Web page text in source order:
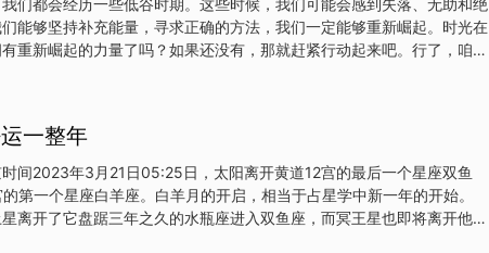
你该花还是会花，碰上特殊情况还会多花。没规划好的企划别拿出来乱
到时候自打嘴巴
们都会经历一些低谷时期。这些时候，我们可能会感到失落、无助和绝
能够坚持补充能量，寻求正确的方法，我们一定能够重新崛起。时光在
重新崛起的力量了吗？如果还没有，那就赶紧行动起来吧。行了，咱们
说从10月26日开始，哪些星座能走出低谷，会鸿运当头，能逆风翻
，能够享受到幸福的生活。狮子座狮子座的朋友从10月26日开始，能
当头。在事业方面，你们将会获得更多的机会和挑战，可以展现自己的
和个人生活方面，你们也将会拥有更多的时间和资源，可以开展更多的
生活乐趣。射手座射手座的朋友从10月26日开始，能走出低谷，迎来
面，你们将会获得
一整年
间2023年3月21日05:25日，太阳离开黄道12宫的最后一个星座双鱼
第一个星座白羊座。白羊月的开启，相当于占星学中新一年的开始。
离开了它盘踞三年之久的水瓶座进入双鱼座，而冥王星也即将离开他停
入水瓶座，多少是有点打开新篇章的意味，对12星座来说，这无疑是